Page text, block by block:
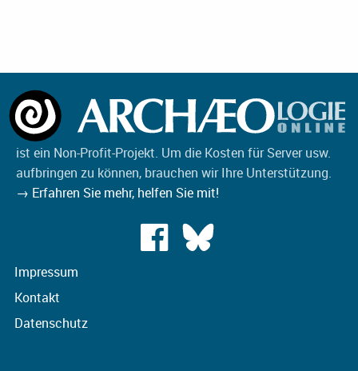
ist ein Non-Profit-Projekt. Um die Kosten für Server usw.
aufbringen zu können, brauchen wir Ihre Unterstützung.
→ Erfahren Sie mehr, helfen Sie mit!
Impressum
Kontakt
Datenschutz